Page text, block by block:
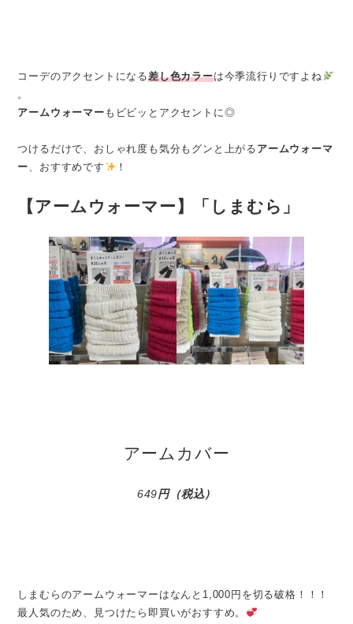
コーデのアクセントになる差し色カラーは今季流行りですよね
。
アームウォーマー もビビッとアクセントに◎
つけるだけで、おしゃれ度も気分もグンと上がる アームウォーマ
ー、おすすめです ！
【 アームウォーマー 】「しまむら」
アームカバー
649円（税込）
しまむらのアームウォーマーはなんと1,000円を切る破格！！！
最人気のため、見つけたら即買いがおすすめ。